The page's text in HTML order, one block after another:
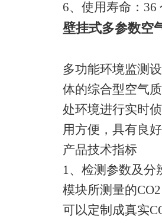
6、使用寿命：36
壁挂式多参数空
多功能环境监测
体的综合型空气
处环境进行实时
用方便，具有良
产品技术指标
1、检测参数及分
模块所测量的
可以定制成真实